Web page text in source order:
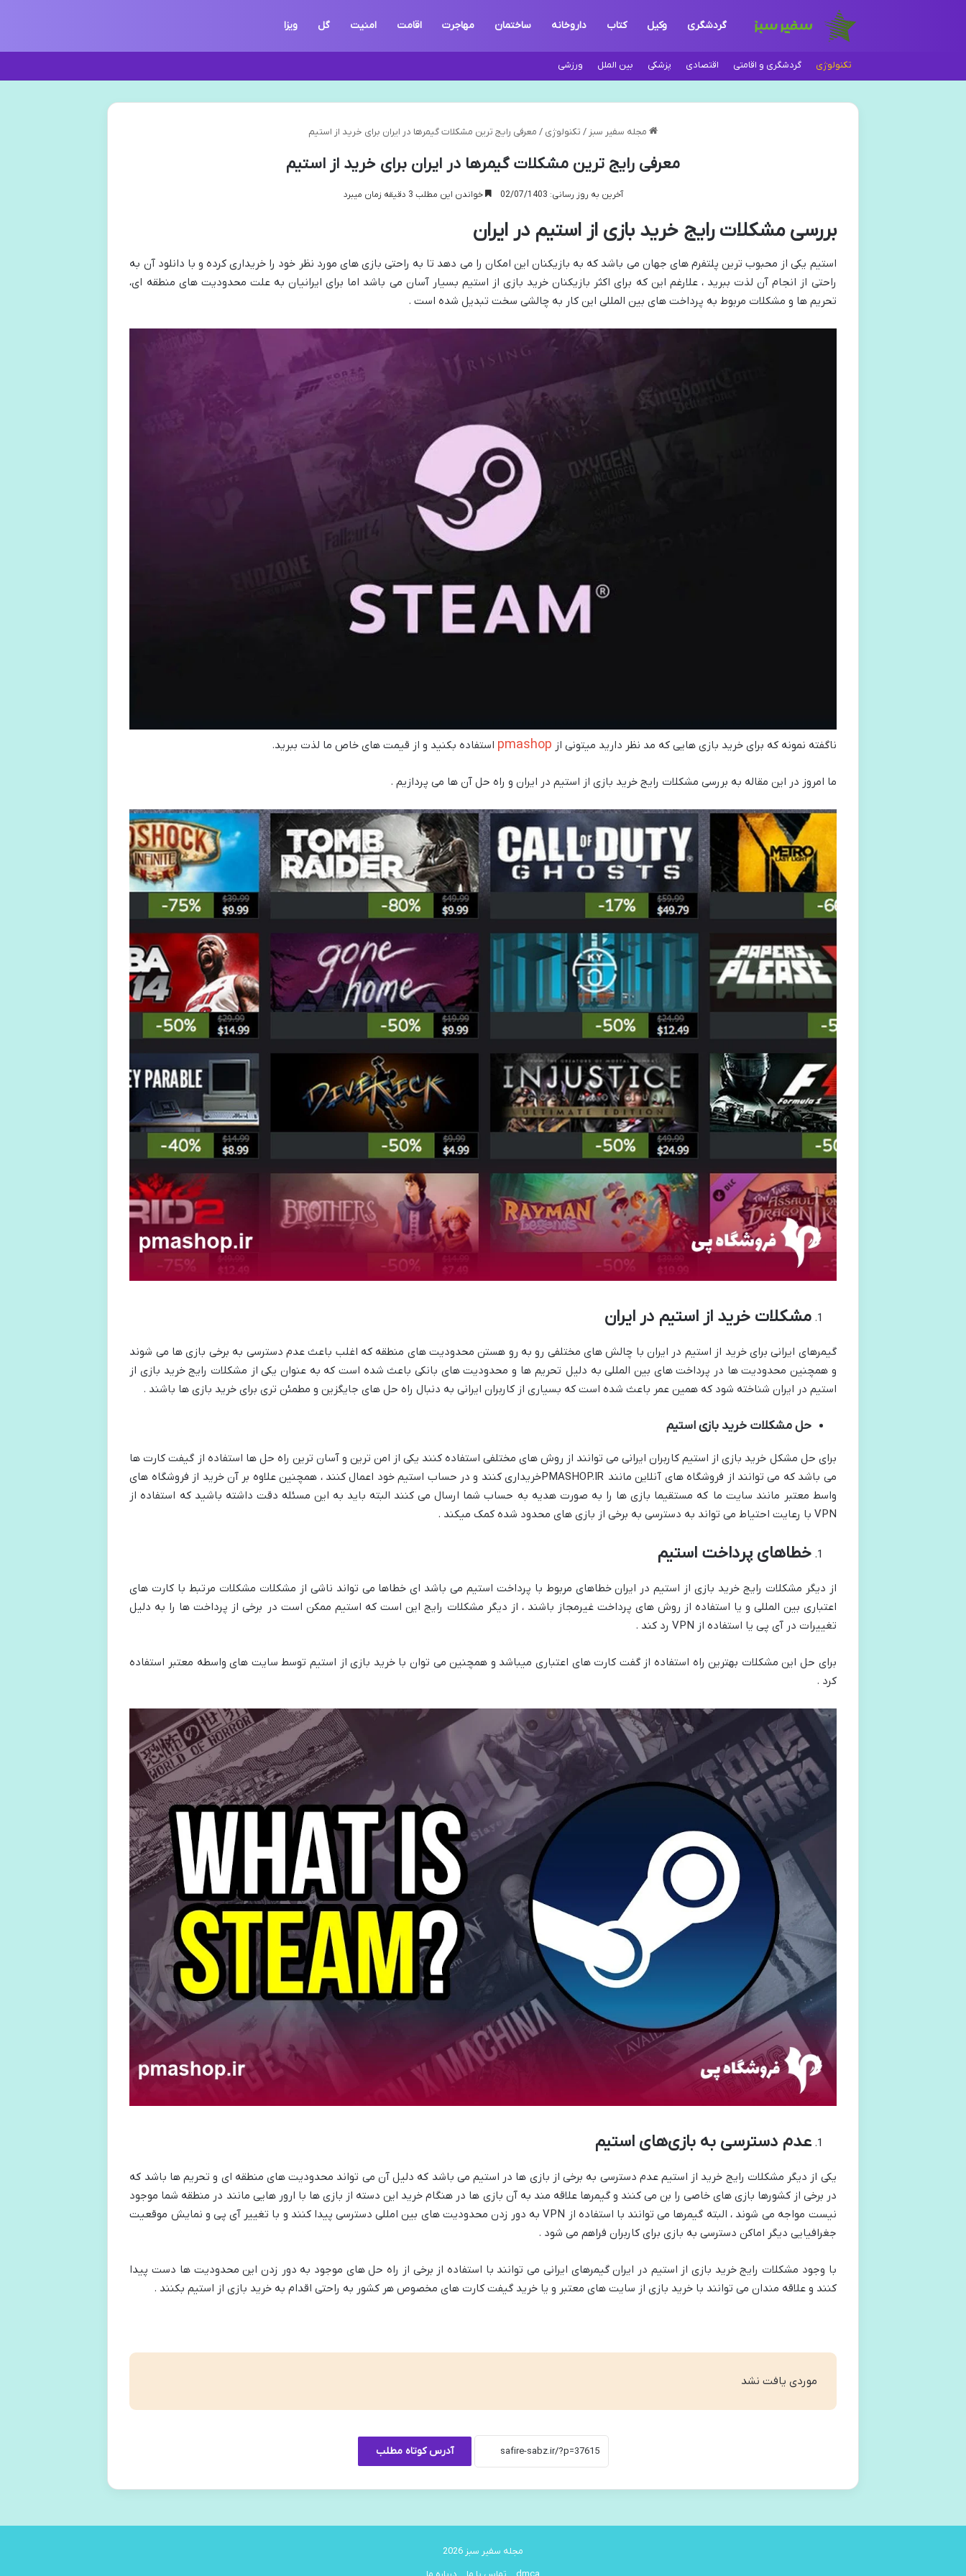
گردشگری وکیل کتاب داروخانه ساختمان مهاجرت اقامت امنیت گل ویزا
تکنولوژی گردشگری و اقامتی اقتصادی پزشکی بین الملل ورزشی
مجله سفیر سبز / تکنولوژی / معرفی رایج ترین مشکلات گیمرها در ایران برای خرید از استیم
معرفی رایج ترین مشکلات گیمرها در ایران برای خرید از استیم
آخرین به روز رسانی: 02/07/1403 خواندن این مطلب 3 دقیقه زمان میبرد
بررسی مشکلات رایج خرید بازی از استیم در ایران
استیم یکی از محبوب ترین پلتفرم های جهان می باشد که به بازیکنان این امکان را می دهد تا به راحتی بازی های مورد نظر خود را خریداری کرده و با دانلود آن به
راحتی از انجام آن لذت ببرید ، علارغم این که برای اکثر بازیکنان خرید بازی از استیم بسیار آسان می باشد اما برای ایرانیان به علت محدودیت‌ های منطقه‌ ای،
تحریم ‌ها و مشکلات مربوط به پرداخت‌ های بین ‌المللی این کار به چالشی سخت تبدیل شده است .
ناگفته نمونه که برای خرید بازی هایی که مد نظر دارید میتونی از pmashop استفاده بکنید و از قیمت های خاص ما لذت ببرید.
ما امروز در این مقاله به بررسی مشکلات رایج خرید بازی از استیم در ایران و راه حل آن ها می پردازیم .
مشکلات خرید از استیم در ایران
گیمرهای ایرانی برای خرید از استیم در ایران با چالش های مختلفی رو به رو هستن محدودیت های منطقه که اغلب باعث عدم دسترسی به برخی بازی ‌ها می ‌شوند
و همچنین محدودیت ها در پرداخت های بین المللی به دلیل تحریم‌ ها و محدودیت‌ های بانکی باعث شده است که به عنوان یکی از مشکلات رایج خرید بازی از
استیم در ایران شناخته شود که همین عمر باعث شده است که بسیاری از کاربران ایرانی به دنبال راه‌ حل ‌های جایگزین و مطمئن‌ تری برای خرید بازی‌ ها باشند .
حل مشکلات خرید بازی استیم
برای حل مشکل خرید بازی از استیم کاربران ایرانی می ‌توانند از روش ‌های مختلفی استفاده کنند یکی از امن ترین و آسان ترین راه حل ها استفاده از گیفت کارت ها
می باشد که می ‌توانند از فروشگاه‌ های آنلاین مانند PMASHOP.IRخریداری کنند و در حساب استیم خود اعمال کنند ، همچنین علاوه بر آن خرید از فروشگاه ‌های
واسط معتبر مانند سایت ما که مستقیما بازی‌ ها را به صورت هدیه به حساب شما ارسال می ‌کنند البته باید به این مسئله دقت داشته باشید که استفاده از
VPN با رعایت احتیاط می‌ تواند به دسترسی به برخی از بازی ‌های محدود شده کمک میکند .
خطاهای پرداخت استیم
از دیگر مشکلات رایج خرید بازی از استیم در ایران خطاهای مربوط با پرداخت استیم می باشد ای خطاها می تواند ناشی از مشکلات مشکلات مرتبط با کارت ‌های
اعتباری بین ‌المللی و یا استفاده از روش ‌های پرداخت غیرمجاز باشند ، از دیگر مشکلات رایج این است که استیم ممکن است در برخی از پرداخت ‌ها را به دلیل
تغییرات در آی‌ پی یا استفاده از VPN رد کند .
برای حل این مشکلات بهترین راه استفاده از گفت کارت های اعتباری میباشد و همچنین می توان با خرید بازی از استیم توسط سایت های واسطه معتبر استفاده
کرد .
عدم دسترسی به بازی‌های استیم
یکی از دیگر مشکلات رایج خرید از استیم عدم دسترسی به برخی از بازی ها در استیم می باشد که دلیل آن می تواند محدودیت ‌های منطقه ‌ای و تحریم ‌ها باشد که
در برخی از کشورها بازی های خاصی را بن می کنند و گیمرها علاقه مند به آن بازی ها در هنگام خرید این دسته از بازی ها با ارور هایی مانند در منطقه شما موجود
نیست مواجه می شوند ، البته گیمرها می توانند با استفاده از VPN به دور زدن محدودیت های بین امللی دسترسی پیدا کنند و با تغییر آی ‌پی و نمایش موقعیت
جغرافیایی دیگر اماکن دسترسی به بازی برای کاربران فراهم می شود .
با وجود مشکلات رایج خرید بازی از استیم در ایران گیمرهای ایرانی می توانند با استفاده از برخی از راه حل های موجود به دور زدن این محدودیت ها دست پیدا
کنند و علاقه مندان می توانند با خرید بازی از سایت های معتبر و یا خرید گیفت کارت های مخصوص هر کشور به راحتی اقدام به خرید بازی از استیم بکنند .
موردی یافت نشد
آدرس کوتاه مطلب
مجله سفیر سبز 2026